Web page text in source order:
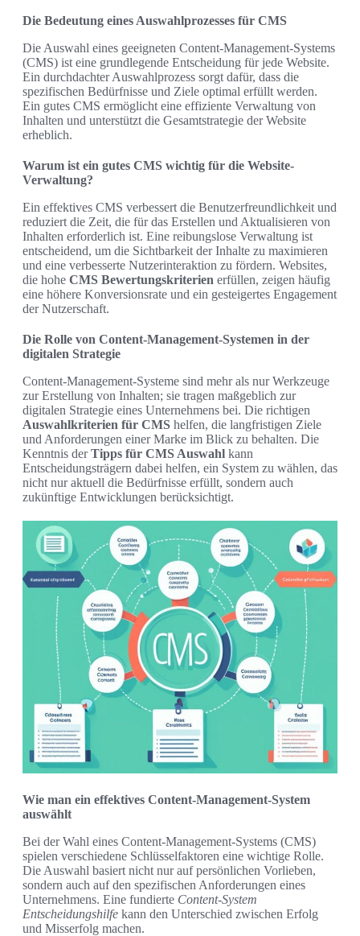
Die Bedeutung eines Auswahlprozesses für CMS
Die Auswahl eines geeigneten Content-Management-Systems
(CMS) ist eine grundlegende Entscheidung für jede Website.
Ein durchdachter Auswahlprozess sorgt dafür, dass die
spezifischen Bedürfnisse und Ziele optimal erfüllt werden.
Ein gutes CMS ermöglicht eine effiziente Verwaltung von
Inhalten und unterstützt die Gesamtstrategie der Website
erheblich.
Warum ist ein gutes CMS wichtig für die Website-
Verwaltung?
Ein effektives CMS verbessert die Benutzerfreundlichkeit und
reduziert die Zeit, die für das Erstellen und Aktualisieren von
Inhalten erforderlich ist. Eine reibungslose Verwaltung ist
entscheidend, um die Sichtbarkeit der Inhalte zu maximieren
und eine verbesserte Nutzerinteraktion zu fördern. Websites,
die hohe CMS Bewertungskriterien erfüllen, zeigen häufig
eine höhere Konversionsrate und ein gesteigertes Engagement
der Nutzerschaft.
Die Rolle von Content-Management-Systemen in der
digitalen Strategie
Content-Management-Systeme sind mehr als nur Werkzeuge
zur Erstellung von Inhalten; sie tragen maßgeblich zur
digitalen Strategie eines Unternehmens bei. Die richtigen
Auswahlkriterien für CMS helfen, die langfristigen Ziele
und Anforderungen einer Marke im Blick zu behalten. Die
Kenntnis derTipps für CMS Auswahl kann
Entscheidungsträgern dabei helfen, ein System zu wählen, das
nicht nur aktuell die Bedürfnisse erfüllt, sondern auch
zukünftige Entwicklungen berücksichtigt.
Wie man ein effektives Content-Management-System
auswählt
Bei der Wahl eines Content-Management-Systems (CMS)
spielen verschiedene Schlüsselfaktoren eine wichtige Rolle.
Die Auswahl basiert nicht nur auf persönlichen Vorlieben,
sondern auch auf den spezifischen Anforderungen eines
Unternehmens. Eine fundierte Content-System
Entscheidungshilfe kann den Unterschied zwischen Erfolg
und Misserfolg machen.